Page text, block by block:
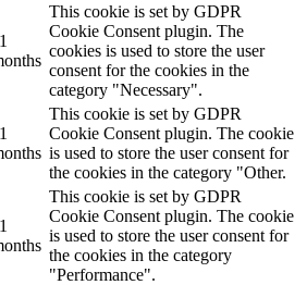
This cookie is set by GDPR
Cookie Consent plugin. The
cookies is used to store the user
consent for the cookies in the
category "Necessary".
This cookie is set by GDPR
Cookie Consent plugin. The cookie
is used to store the user consent for
the cookies in the category "Other.
This cookie is set by GDPR
Cookie Consent plugin. The cookie
is used to store the user consent for
the cookies in the category
"Performance".